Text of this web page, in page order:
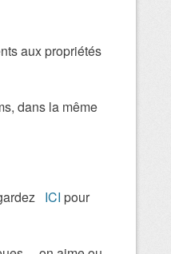
aux propriétés
dans la même
ICI pour